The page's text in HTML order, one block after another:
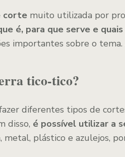
cortemuito utilizada por
é, para que serve e
importantes sobre o tema.
tico-tico?
diferentes tipos de
disso, é possível utilizar a
metal, plástico e azulejos,